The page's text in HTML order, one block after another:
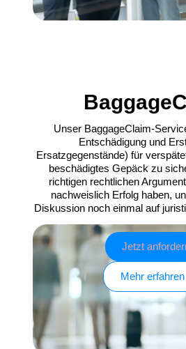
Unser BaggageClaim-
Entschädigung und
Ersatzgegenstände) für
beschädigtes Gepäck zu
richtigen rechtlichen
nachweislich Erfolg haben,
Diskussion noch einmal auf
Jetzt
Mehr erfahren